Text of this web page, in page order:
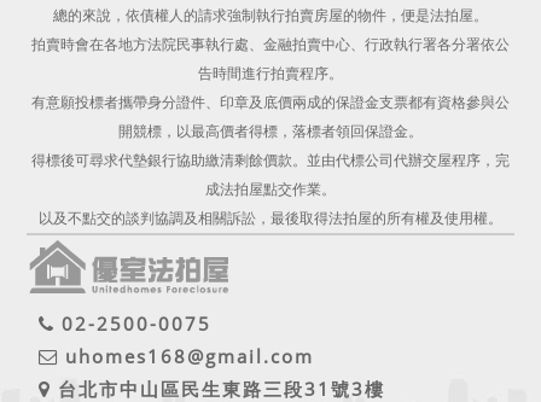
總的來說，依債權人的請求強制執行拍賣房屋的物件，便是法拍屋。
拍賣時會在各地方法院民事執行處、金融拍賣中心、行政執行署各分署依公
告時間進行拍賣程序。
有意願投標者攜帶身分證件、印章及底價兩成的保證金支票都有資格參與公
開競標，以最高價者得標，落標者領回保證金。
得標後可尋求代墊銀行協助繳清剩餘價款。並由代標公司代辦交屋程序，完
成法拍屋點交作業。
以及不點交的談判協調及相關訴訟，最後取得法拍屋的所有權及使用權。
02-2500-0075
uhomes168@gmail.com
台北市中山區民生東路三段31號3樓